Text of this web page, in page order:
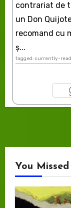
contrariat de
un Don
recomand cu
ș...
tagged: currently-
You Missed